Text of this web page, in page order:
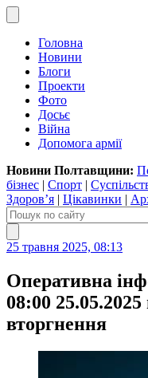
Головна
Новини
Блоги
Проекти
Фото
Досьє
Війна
Допомога армії
Новини Полтавщини:
бізнес | Спорт |
Здоров’я | Цікавинки |
25 травня 2025, 08:13
Оперативна
08:00
вторгнення